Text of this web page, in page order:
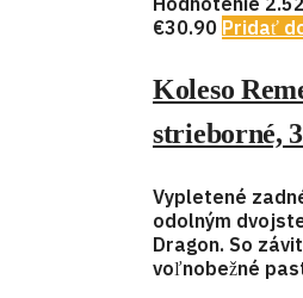
€30.90 Pridať
Koleso
strieborné,
Vypletené
odolným
Dragon. So
voľnobežné